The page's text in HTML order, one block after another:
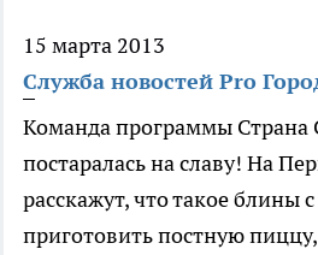
15 марта 2013
Служба новостей Pro
Команда программы Страна
постаралась на славу! На
расскажут, что такое блины
приготовить постную